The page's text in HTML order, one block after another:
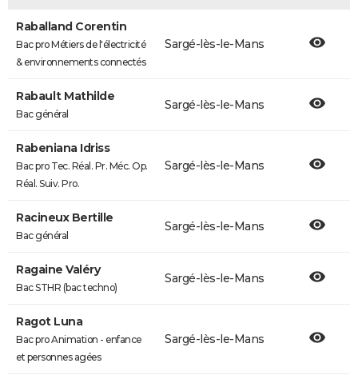
Raballand Corentin
Bac pro Métiers de l'électricité
& environnements connectés
Sargé-lès-le-Mans
Rabault Mathilde
Bac général
Sargé-lès-le-Mans
Rabeniana Idriss
Bac pro Tec. Réal. Pr. Méc. Op.
Réal. Suiv. Pro.
Sargé-lès-le-Mans
Racineux Bertille
Bac général
Sargé-lès-le-Mans
Ragaine Valéry
Bac STHR (bac techno)
Sargé-lès-le-Mans
Ragot Luna
Bac pro Animation - enfance
et personnes agées
Sargé-lès-le-Mans